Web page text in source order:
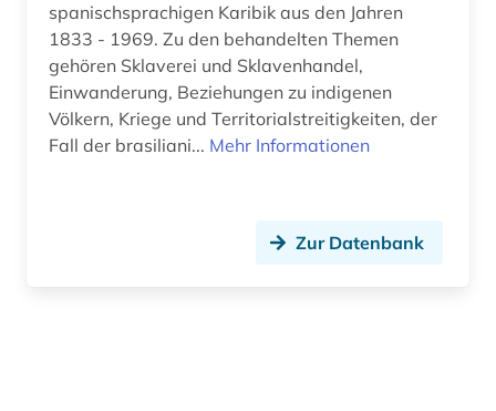
spanischsprachigen Karibik aus den Jahren
1833 - 1969. Zu den behandelten Themen
gehören Sklaverei und Sklavenhandel,
Einwanderung, Beziehungen zu indigenen
Völkern, Kriege und Territorialstreitigkeiten, der
Fall der brasiliani... Mehr Informationen
Zur Datenbank